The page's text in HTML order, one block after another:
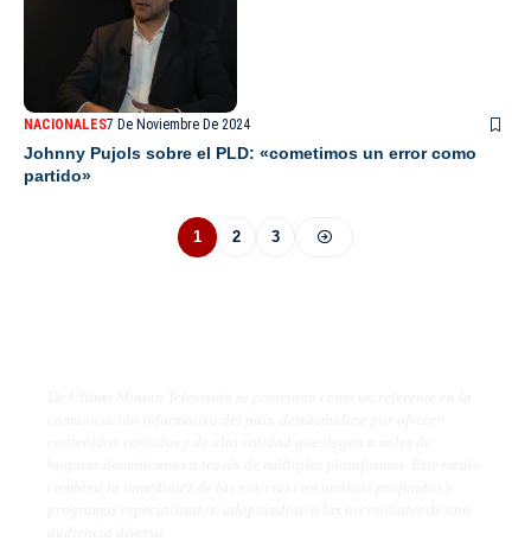
NACIONALES7 De Noviembre De 2024
Johnny Pujols sobre el PLD: «cometimos un error como
partido»
1 2 3